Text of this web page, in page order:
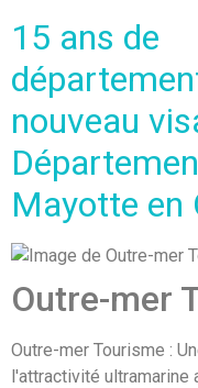
15 ans de
nouveau
Mayotte en
Outre-mer
Outre-mer Tourisme :
l'attractivité